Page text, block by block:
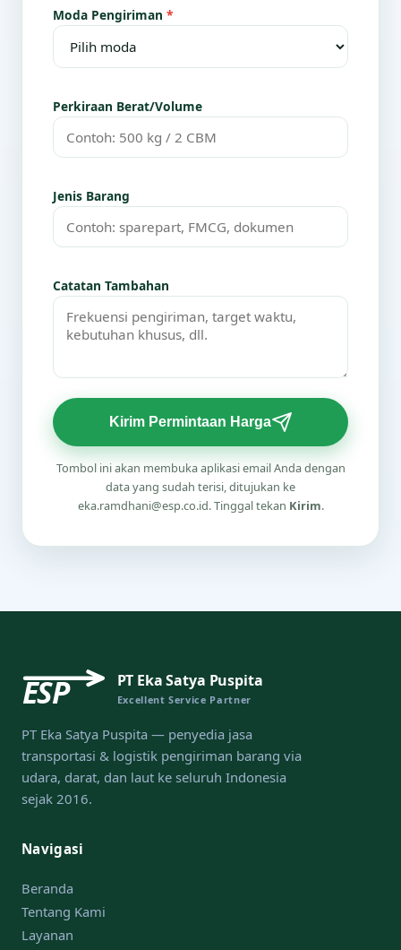
Moda Pengiriman *
Perkiraan Berat/Volume
Jenis Barang
Catatan Tambahan
Kirim Permintaan Harga
Tombol ini akan membuka aplikasi email Anda dengan
data yang sudah terisi, ditujukan ke
eka.ramdhani@esp.co.id. Tinggal tekan Kirim.
ESP PT Eka Satya Puspita
Excellent Service Partner
PT Eka Satya Puspita — penyedia jasa
transportasi & logistik pengiriman barang via
udara, darat, dan laut ke seluruh Indonesia
sejak 2016.
Navigasi
Beranda
Tentang Kami
Layanan